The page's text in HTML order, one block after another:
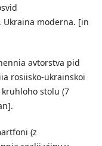
moderna. [in
avtorstva pid
rosiisko-ukrainskoi
stolu (7
(z